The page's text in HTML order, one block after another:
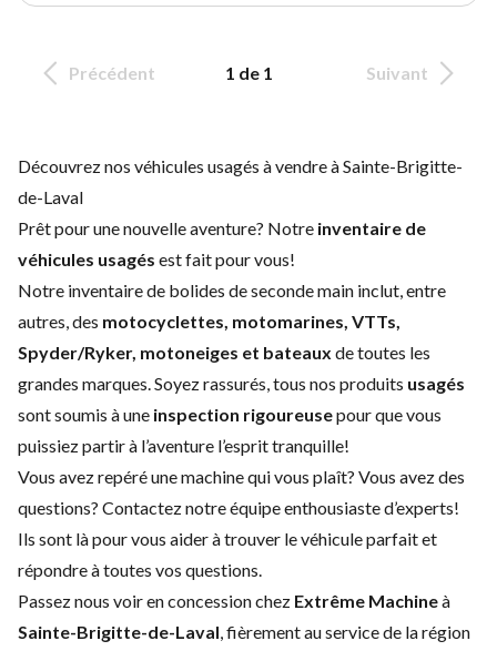
Précédent 1 de 1 Suivant
Découvrez nos véhicules usagés à vendre à Sainte-Brigitte-
de-Laval
Prêt pour une nouvelle aventure? Notre inventaire de
véhicules usagés est fait pour vous!
Notre inventaire de bolides de seconde main inclut, entre
autres, des motocyclettes, motomarines, VTTs,
Spyder/Ryker, motoneiges et bateaux de toutes les
grandes marques. Soyez rassurés, tous nos produits usagés
sont soumis à une inspection rigoureusepour que vous
puissiez partir à l’aventure l’esprit tranquille!
Vous avez repéré une machine qui vous plaît? Vous avez des
questions? Contactez notre équipe enthousiaste d’experts!
Ils sont là pour vous aider à trouver le véhicule parfait et
répondre à toutes vos questions.
Passez nous voir en concession chez Extrême Machineà
Sainte-Brigitte-de-Laval, fièrement au service de la région